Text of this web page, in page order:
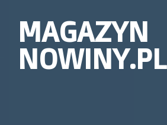
MAGAZYN
NOWINY.PL